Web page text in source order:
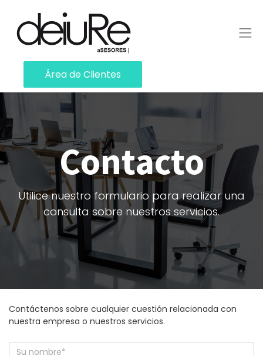
Área de Clientes
Contacto
Utilice nuestro formulario para realizar una
consulta sobre nuestros servicios.
Contáctenos sobre cualquier cuestión relacionada con
nuestra empresa o nuestros servicios.